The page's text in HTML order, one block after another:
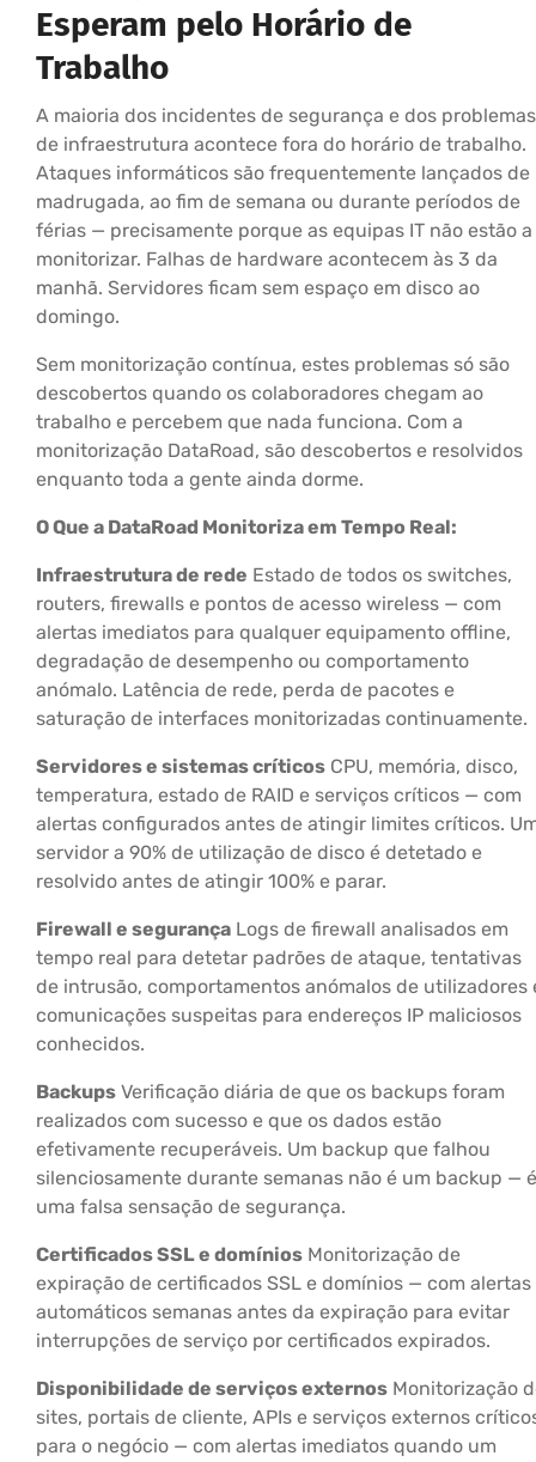
Esperam pelo Horário de
Trabalho
A maioria dos incidentes de segurança e dos problemas
de infraestrutura acontece fora do horário de trabalho.
Ataques informáticos são frequentemente lançados de
madrugada, ao fim de semana ou durante períodos de
férias — precisamente porque as equipas IT não estão a
monitorizar. Falhas de hardware acontecem às 3 da
manhã. Servidores ficam sem espaço em disco ao
domingo.
Sem monitorização contínua, estes problemas só são
descobertos quando os colaboradores chegam ao
trabalho e percebem que nada funciona. Com a
monitorização DataRoad, são descobertos e resolvidos
enquanto toda a gente ainda dorme.
O Que a DataRoad Monitoriza em Tempo Real:
Infraestrutura de rede Estado de todos os switches,
routers, firewalls e pontos de acesso wireless — com
alertas imediatos para qualquer equipamento offline,
degradação de desempenho ou comportamento
anómalo. Latência de rede, perda de pacotes e
saturação de interfaces monitorizadas continuamente.
Servidores e sistemas críticos CPU, memória, disco,
temperatura, estado de RAID e serviços críticos — com
alertas configurados antes de atingir limites críticos.
servidor a 90% de utilização de disco é detetado e
resolvido antes de atingir 100% e parar.
Firewall e segurança Logs de firewall analisados em
tempo real para detetar padrões de ataque, tentativas
de intrusão, comportamentos anómalos de utilizadores
comunicações suspeitas para endereços IP maliciosos
conhecidos.
Backups Verificação diária de que os backups foram
realizados com sucesso e que os dados estão
efetivamente recuperáveis. Um backup que falhou
silenciosamente durante semanas não é um backup — é
uma falsa sensação de segurança.
Certificados SSL e domínios Monitorização de
expiração de certificados SSL e domínios — com alertas
automáticos semanas antes da expiração para evitar
interrupções de serviço por certificados expirados.
Disponibilidade de serviços externos Monitorização
sites, portais de cliente, APIs e serviços externos
para o negócio — com alertas imediatos quando um